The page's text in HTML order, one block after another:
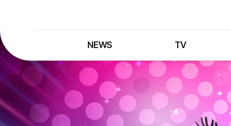
NEWS
최신뉴스
뉴스검색
제보는 MBC
정정·반론보도
TV
TV 프로그램
TV 편성표
특집 프로그램
종영 프로그램